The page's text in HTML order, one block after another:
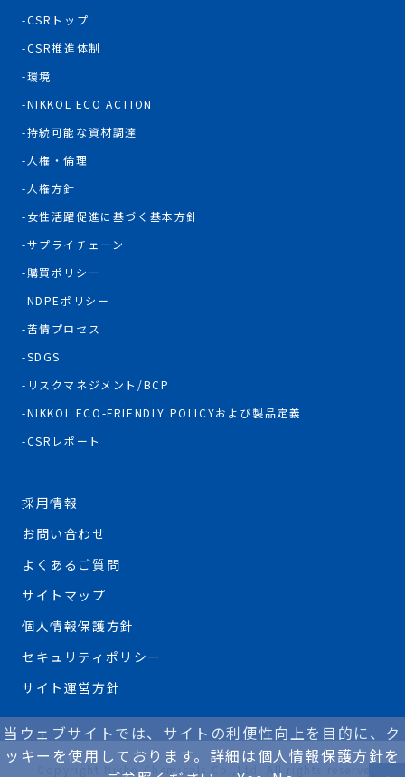
CSRトップ
CSR推進体制
環境
NIKKOL ECO ACTION
持続可能な資材調達
人権・倫理
人権方針
女性活躍促進に基づく基本方針
サプライチェーン
購買ポリシー
NDPEポリシー
苦情プロセス
SDGS
リスクマネジメント/BCP
NIKKOL ECO-FRIENDLY POLICYおよび製品定義
CSRレポート
採用情報
お問い合わせ
よくあるご質問
サイトマップ
個人情報保護方針
セキュリティポリシー
サイト運営方針
Copyright Nikko Chemicals Co.,Ltd. All rights reserved.
当ウェブサイトでは、サイトの利便性向上を目的に、ク
ッキーを使用しております。詳細は個人情報保護方針を